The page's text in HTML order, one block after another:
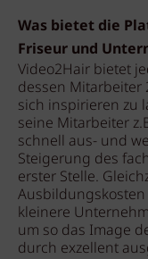
Was bietet die
Friseur und
Video2Hair bietet
dessen Mitarbeiter
sich inspirieren zu
seine Mitarbeiter
schnell aus- und
Steigerung des
erster Stelle.
kleinere
um so das Image
durch exzellent